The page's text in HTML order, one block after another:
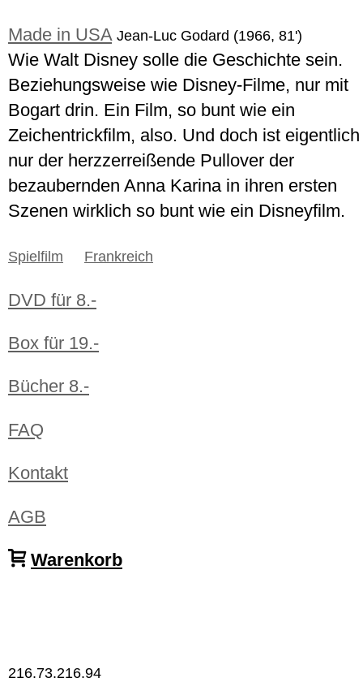
Made in USA Jean-Luc Godard (1966, 81')
Wie Walt Disney solle die Geschichte sein.
Beziehungsweise wie Disney-Filme, nur mit
Bogart drin. Ein Film, so bunt wie ein
Zeichentrickfilm, also. Und doch ist eigentlich
nur der herzzerreißende Pullover der
bezaubernden Anna Karina in ihren ersten
Szenen wirklich so bunt wie ein Disneyfilm.
Spielfilm Frankreich
DVD für 8.-
Box für 19.-
Bücher 8.-
FAQ
Kontakt
AGB
Warenkorb
216.73.216.94